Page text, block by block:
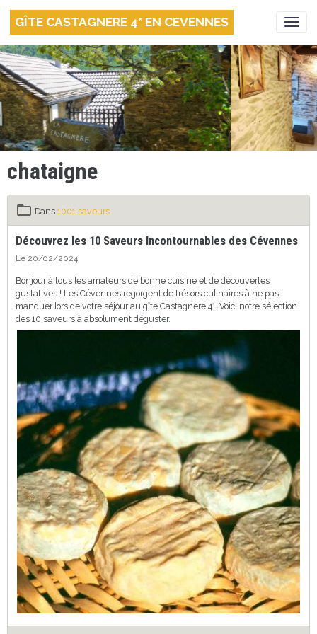
GÎTE CASTAGNERE 4* EN CEVENNES
chataigne
Dans 1001 saveurs
Découvrez les 10 Saveurs Incontournables des Cévennes
Le 20/02/2024
Bonjour à tous les amateurs de bonne cuisine et de découvertes
gustatives ! Les Cévennes regorgent de trésors culinaires à ne pas
manquer lors de votre séjour au gîte Castagnere 4*. Voici notre sélection
des 10 saveurs à absolument déguster.